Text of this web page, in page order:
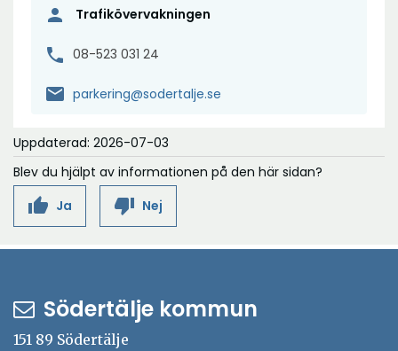
person Trafikövervakningen
phone 08-523 031 24
mail parkering@sodertalje.se
Uppdaterad: 2026-07-03
Blev du hjälpt av informationen på den här sidan?
thumb_up Ja thumb_down Nej
Södertälje kommun
151 89 Södertälje